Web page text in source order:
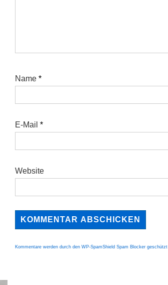
Name *
E-Mail *
Website
Kommentare werden durch den WP-SpamShield Spam Blocker geschützt